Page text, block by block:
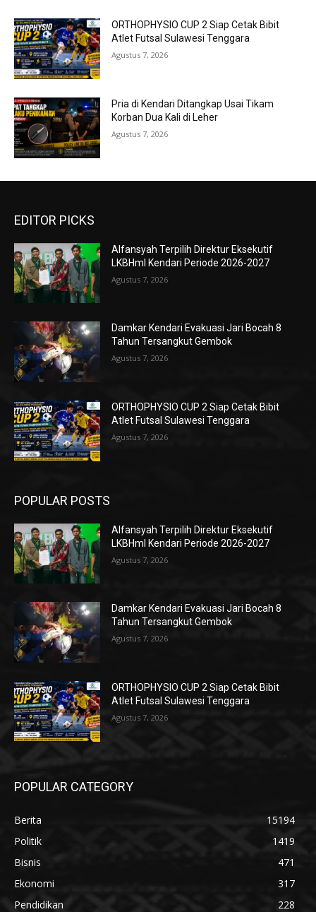
ORTHOPHYSIO CUP 2 Siap Cetak Bibit
Atlet Futsal Sulawesi Tenggara
Agustus 7, 2026
Pria di Kendari Ditangkap Usai Tikam
Korban Dua Kali di Leher
Agustus 7, 2026
EDITOR PICKS
Alfansyah Terpilih Direktur Eksekutif
LKBHmI Kendari Periode 2026-2027
Agustus 7, 2026
Damkar Kendari Evakuasi Jari Bocah 8
Tahun Tersangkut Gembok
Agustus 7, 2026
ORTHOPHYSIO CUP 2 Siap Cetak Bibit
Atlet Futsal Sulawesi Tenggara
Agustus 7, 2026
POPULAR POSTS
Alfansyah Terpilih Direktur Eksekutif
LKBHmI Kendari Periode 2026-2027
Agustus 7, 2026
Damkar Kendari Evakuasi Jari Bocah 8
Tahun Tersangkut Gembok
Agustus 7, 2026
ORTHOPHYSIO CUP 2 Siap Cetak Bibit
Atlet Futsal Sulawesi Tenggara
Agustus 7, 2026
POPULAR CATEGORY
Berita
15194
Politik
1419
Bisnis
471
Ekonomi
317
Pendidikan
228